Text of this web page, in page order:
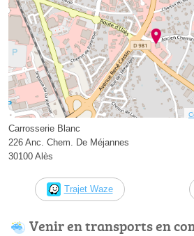
Carrosserie Blanc
226 Anc. Chem. De Méjannes
30100 Alès
Trajet Waze
Venir en transports en